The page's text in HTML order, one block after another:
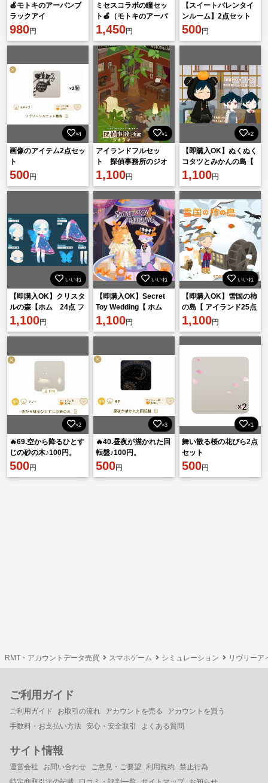
🍏モトキのアーバンブ
ラックアイ
980円
ミセスコラボの瞳セッ
ト🍏（モトキのアーバ
ンブラックアイ+ヒロト
のミスティアイ）
1,450円
【スイートバレンタイ
ンルーム】2点セット
500円
×4
画像のアイテム2点セッ
ト
500円
×1
アイランドフルセッ
ト 探偵事務所のジオ
ラマ 24点 廃盤
1,100円
×2
【即購入OK】ぬくぬく
コタツとみかんの島【
アイランドホム 32点
フルセット】
1,100円
いいね
【即購入OK】クリスタ
ルの森【ホム 24点 フ
ルセット】
1,100円
いいね
【即購入OK】Secret
Toy Wedding【 ホム
26点 フルセット】
1,100円
いいね
【即購入OK】雪国の柿
の島【 アイランド25点
フルセット】
1,100円
×2
🔥69.空から降るひとす
じの砂の木♪100円。
500円
×3
🔥40.昼夜が描かれた回
転盤♪100円。
500円
×1
舞い散る桜の花びら2点
セット
500円
RMT・アカウントデータ売買 スマホゲーム シミュレーション リヴリーア
ご利用ガイド
ご利用ガイド お取引の流れ アカウントを売る
アカウントを買う
手数料・お支払い方法 安心・安全取引 よくある質問
サイト情報
運営会社 お問い合わせ ご意見・ご要望 利用規約
禁止行為